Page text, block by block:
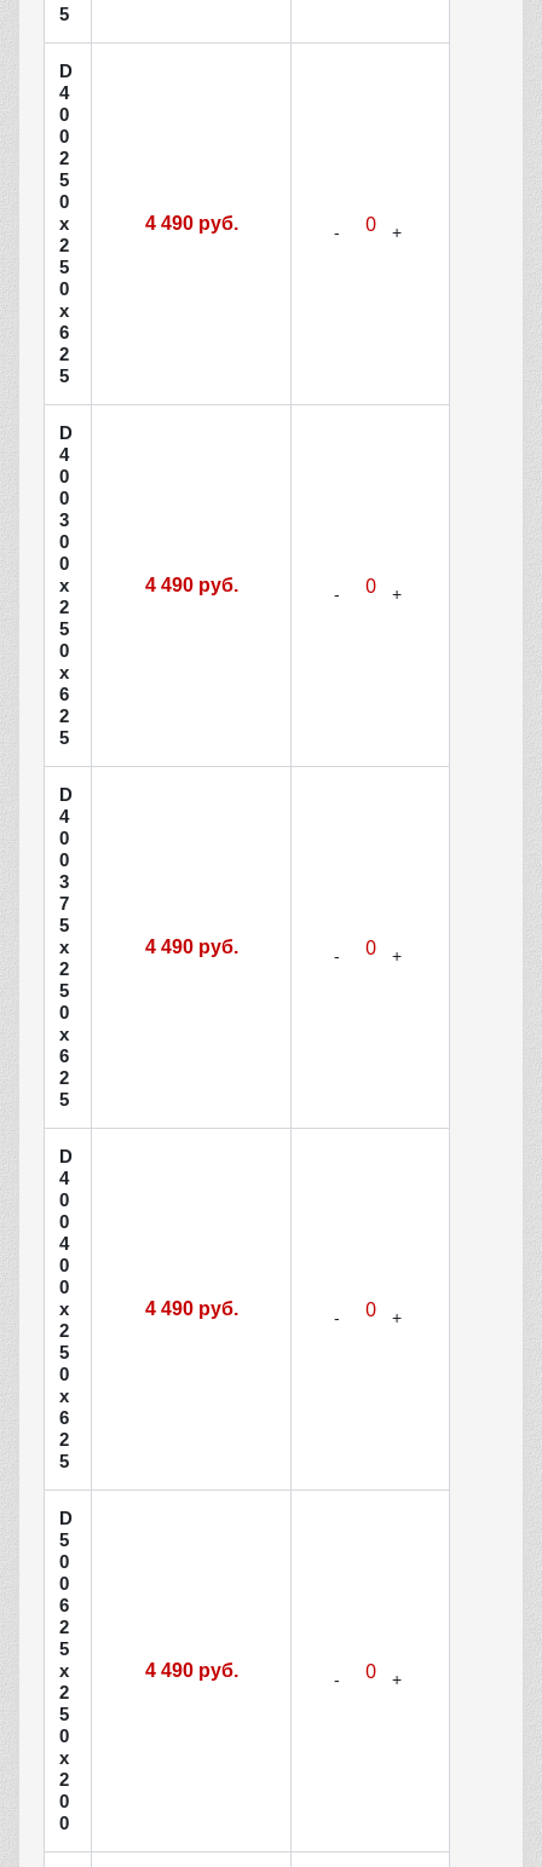
5
D
4
0
0
2
5
0
х
2
5
0
х
6
2
5
4 490 руб.
D
4
0
0
3
0
0
х
2
5
0
х
6
2
5
4 490 руб.
D
4
0
0
3
7
5
х
2
5
0
х
6
2
5
4 490 руб.
D
4
0
0
4
0
0
х
2
5
0
х
6
2
5
4 490 руб.
D
5
0
0
6
2
5
х
2
5
0
х
2
0
0
4 490 руб.